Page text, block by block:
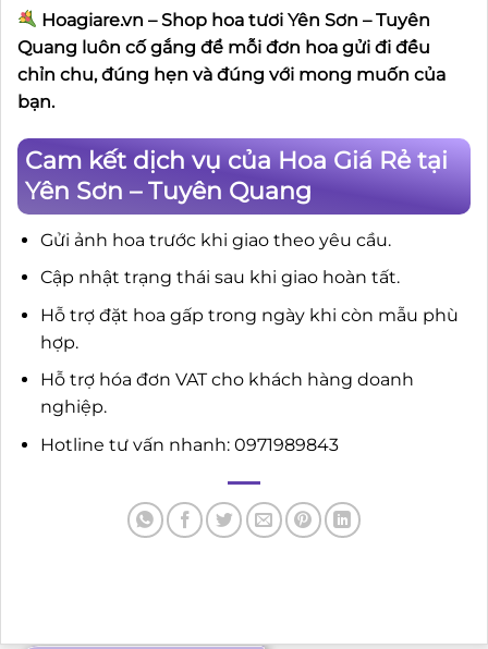
Hoagiare.vn – Shop hoa tươi Yên Sơn – Tuyên
Quang luôn cố gắng để mỗi đơn hoa gửi đi đều
chỉn chu, đúng hẹn và đúng với mong muốn của
bạn.
Cam kết dịch vụ của Hoa Giá Rẻ tại
Yên Sơn – Tuyên Quang
Gửi ảnh hoa trước khi giao theo yêu cầu.
Cập nhật trạng thái sau khi giao hoàn tất.
Hỗ trợ đặt hoa gấp trong ngày khi còn mẫu phù
hợp.
Hỗ trợ hóa đơn VAT cho khách hàng doanh
nghiệp.
Hotline tư vấn nhanh: 0971989843